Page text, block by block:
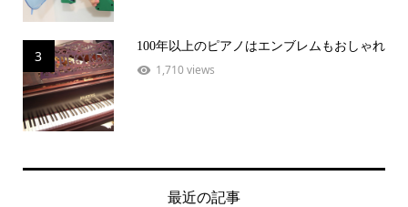
3
100年以上のピアノはエンブレムもおしゃれ
1,710 views
最近の記事